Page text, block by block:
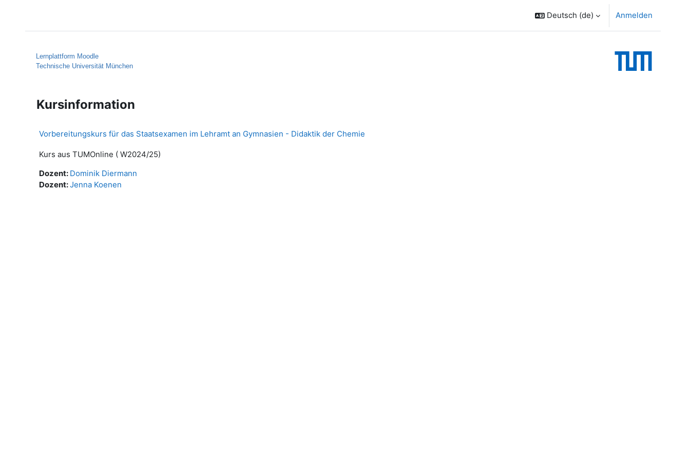
Deutsch ‎(de)‎ Anmelden
Lernplattform Moodle
Technische Universität München
Kursinformation
Vorbereitungskurs für das Staatsexamen im Lehramt an Gymnasien - Didaktik der Chemie
Kurs aus TUMOnline ( W2024/25)
Dozent: Dominik Diermann
Dozent:Jenna Koenen